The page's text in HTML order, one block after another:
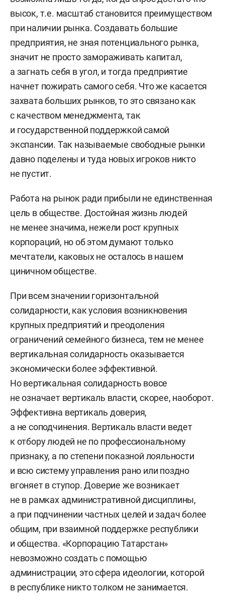
высок, т.е. масштаб становится преимуществом
при наличии рынка. Создавать большие
предприятия, не зная потенциального рынка,
значит не просто замораживать капитал,
а загнать себя в угол, и тогда предприятие
начнет пожирать самого себя. Что же касается
захвата больших рынков, то это связано как
с качеством менеджмента, так
и государственной поддержкой самой
экспансии. Так называемые свободные рынки
давно поделены и туда новых игроков никто
не пустит.
Работа на рынок ради прибыли не единственная
цель в обществе. Достойная жизнь людей
не менее значима, нежели рост крупных
корпораций, но об этом думают только
мечтатели, каковых не осталось в нашем
циничном обществе.
При всем значении горизонтальной
солидарности, как условия возникновения
крупных предприятий и преодоления
ограничений семейного бизнеса, тем не менее
вертикальная солидарность оказывается
экономически более эффективной.
Но вертикальная солидарность вовсе
не означает вертикаль власти, скорее, наоборот.
Эффективна вертикаль доверия,
а не соподчинения. Вертикаль власти ведет
к отбору людей не по профессиональному
признаку, а по степени показной лояльности
и всю систему управления рано или поздно
вгоняет в ступор. Доверие же возникает
не в рамках административной дисциплины,
а при подчинении частных целей и задач более
общим, при взаимной поддержке республики
и общества. «Корпорацию Татарстан»
невозможно создать с помощью
администрации, это сфера идеологии, которой
в республике никто толком не занимается.